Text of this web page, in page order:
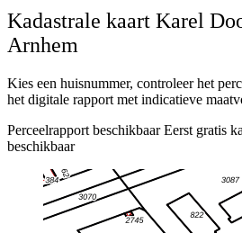
Kadastrale kaart Karel
Arnhem
Kies een huisnummer, controleer het
het digitale rapport met indicatieve
Perceelrapport beschikbaar Eerst gratis
beschikbaar